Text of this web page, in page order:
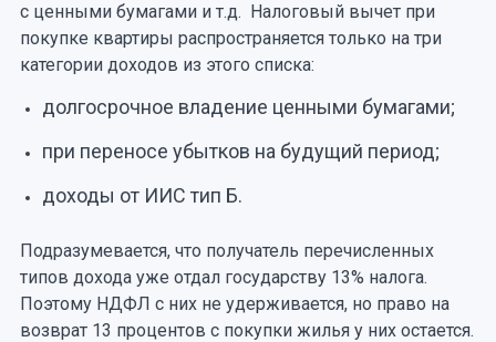
с ценными бумагами и т.д. Налоговый вычет при
покупке квартиры распространяется только на три
категории доходов из этого списка:
долгосрочное владение ценными бумагами;
при переносе убытков на будущий период;
доходы от ИИС тип Б.
Подразумевается, что получатель перечисленных
типов дохода уже отдал государству 13% налога.
Поэтому НДФЛ с них не удерживается, но право на
возврат 13 процентов с покупки жилья у них остается.